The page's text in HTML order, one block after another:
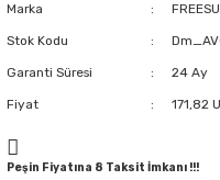
Marka
Stok Kodu
Garanti Süresi 24 Ay
Fiyat 171,82
Peşin Fiyatına 8 Taksit İmkanı !!!